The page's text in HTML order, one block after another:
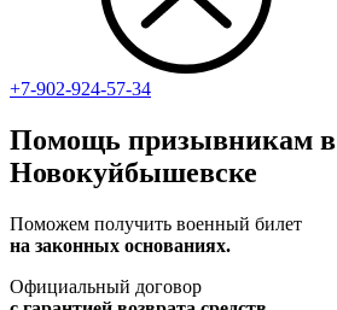
+7-902-924-57-34
Помощь призывникам в
Новокуйбышевске
Поможем получить военный билет
на законных основаниях.
Официальный договор